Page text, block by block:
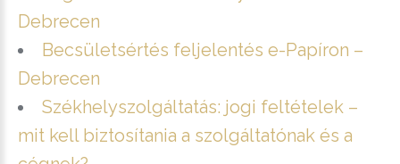
Debrecen
Becsületsértés feljelentés e-Papíron –
Debrecen
Székhelyszolgáltatás: jogi feltételek –
mit kell biztosítania a szolgáltatónak és a